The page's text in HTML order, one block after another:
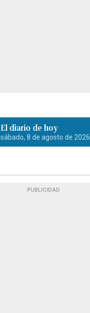
El diario de hoy
sábado, 8 de agosto de 2026
PUBLICIDAD